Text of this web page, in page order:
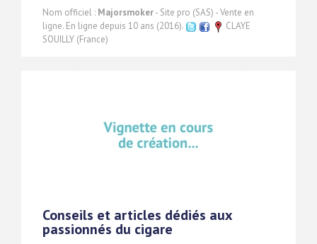
Nom officiel : Majorsmoker- Site pro (SAS) - Vente en
ligne. En ligne depuis 10 ans (2016).
CLAYE
SOUILLY (France)
Conseils et articles dédiés aux
passionnés du cigare